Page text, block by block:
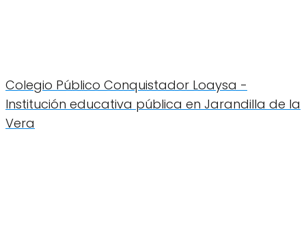
Colegio Público Conquistador Loaysa -
Institución educativa pública en Jarandilla de la
Vera